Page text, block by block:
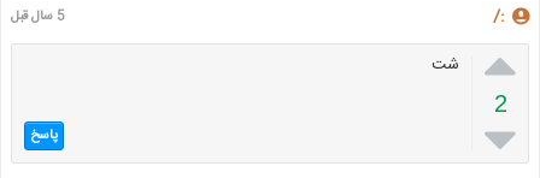
:/ 5 سال قبل

2

شت
پاسخ